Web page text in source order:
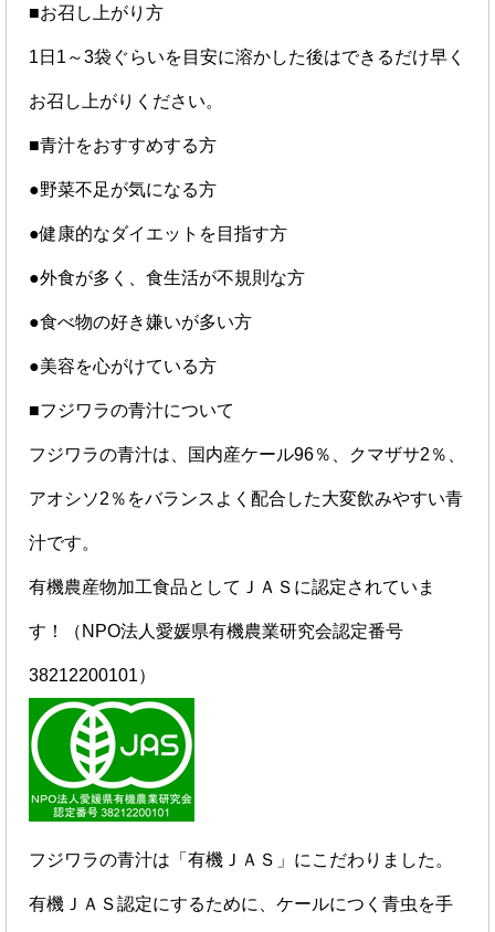
■お召し上がり方
1日1～3袋ぐらいを目安に溶かした後はできるだけ早く
お召し上がりください。
■青汁をおすすめする方
●野菜不足が気になる方
●健康的なダイエットを目指す方
●外食が多く、食生活が不規則な方
●食べ物の好き嫌いが多い方
●美容を心がけている方
■フジワラの青汁について
フジワラの青汁は、国内産ケール96％、クマザサ2％、
アオシソ2％をバランスよく配合した大変飲みやすい青
汁です。
有機農産物加工食品としてＪＡＳに認定されていま
す！（NPO法人愛媛県有機農業研究会認定番号
38212200101）
フジワラの青汁は「有機ＪＡＳ」にこだわりました。
有機ＪＡＳ認定にするために、ケールにつく青虫を手